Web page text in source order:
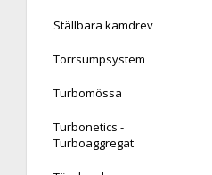
Ställbara kamdrev
Torrsumpsystem
Turbomössa
Turbonetics -
Turboaggregat